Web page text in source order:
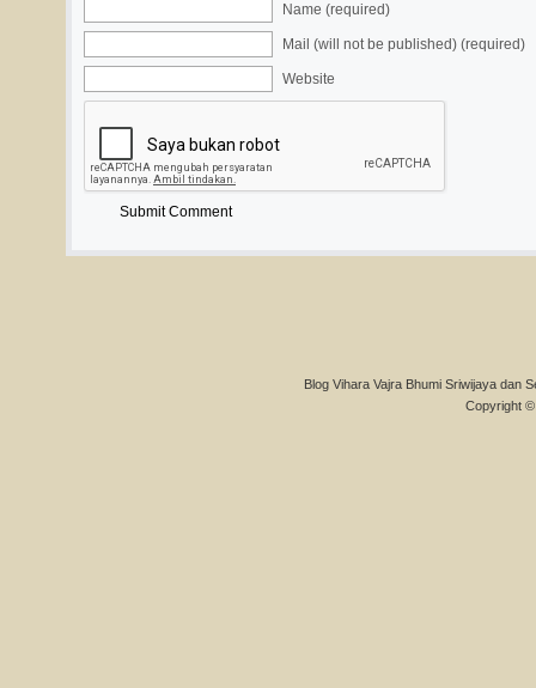
Name (required)
Mail (will not be published) (required)
Website
Blog Vihara Vajra Bhumi Sriwijaya dan
Copyright ©